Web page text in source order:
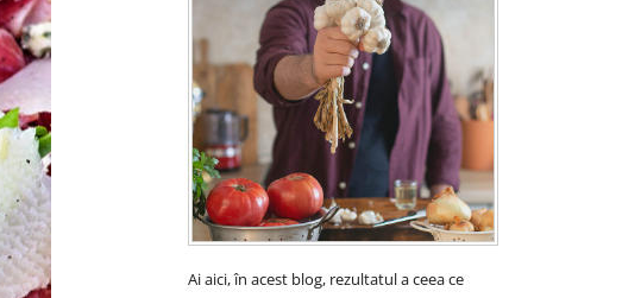
Ai aici, în acest blog, rezultatul a ceea ce